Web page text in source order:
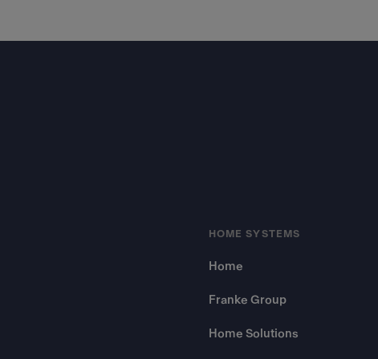
HOME SYSTEMS
Home
Franke Group
Home Solutions